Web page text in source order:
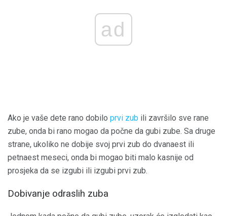
ad
Ako je vaše dete rano dobilo prvi zub ili završilo sve rane
zube, onda bi rano mogao da počne da gubi zube. Sa druge
strane, ukoliko ne dobije svoj prvi zub do dvanaest ili
petnaest meseci, onda bi mogao biti malo kasnije od
prosjeka da se izgubi ili izgubi prvi zub.
Dobivanje odraslih zuba